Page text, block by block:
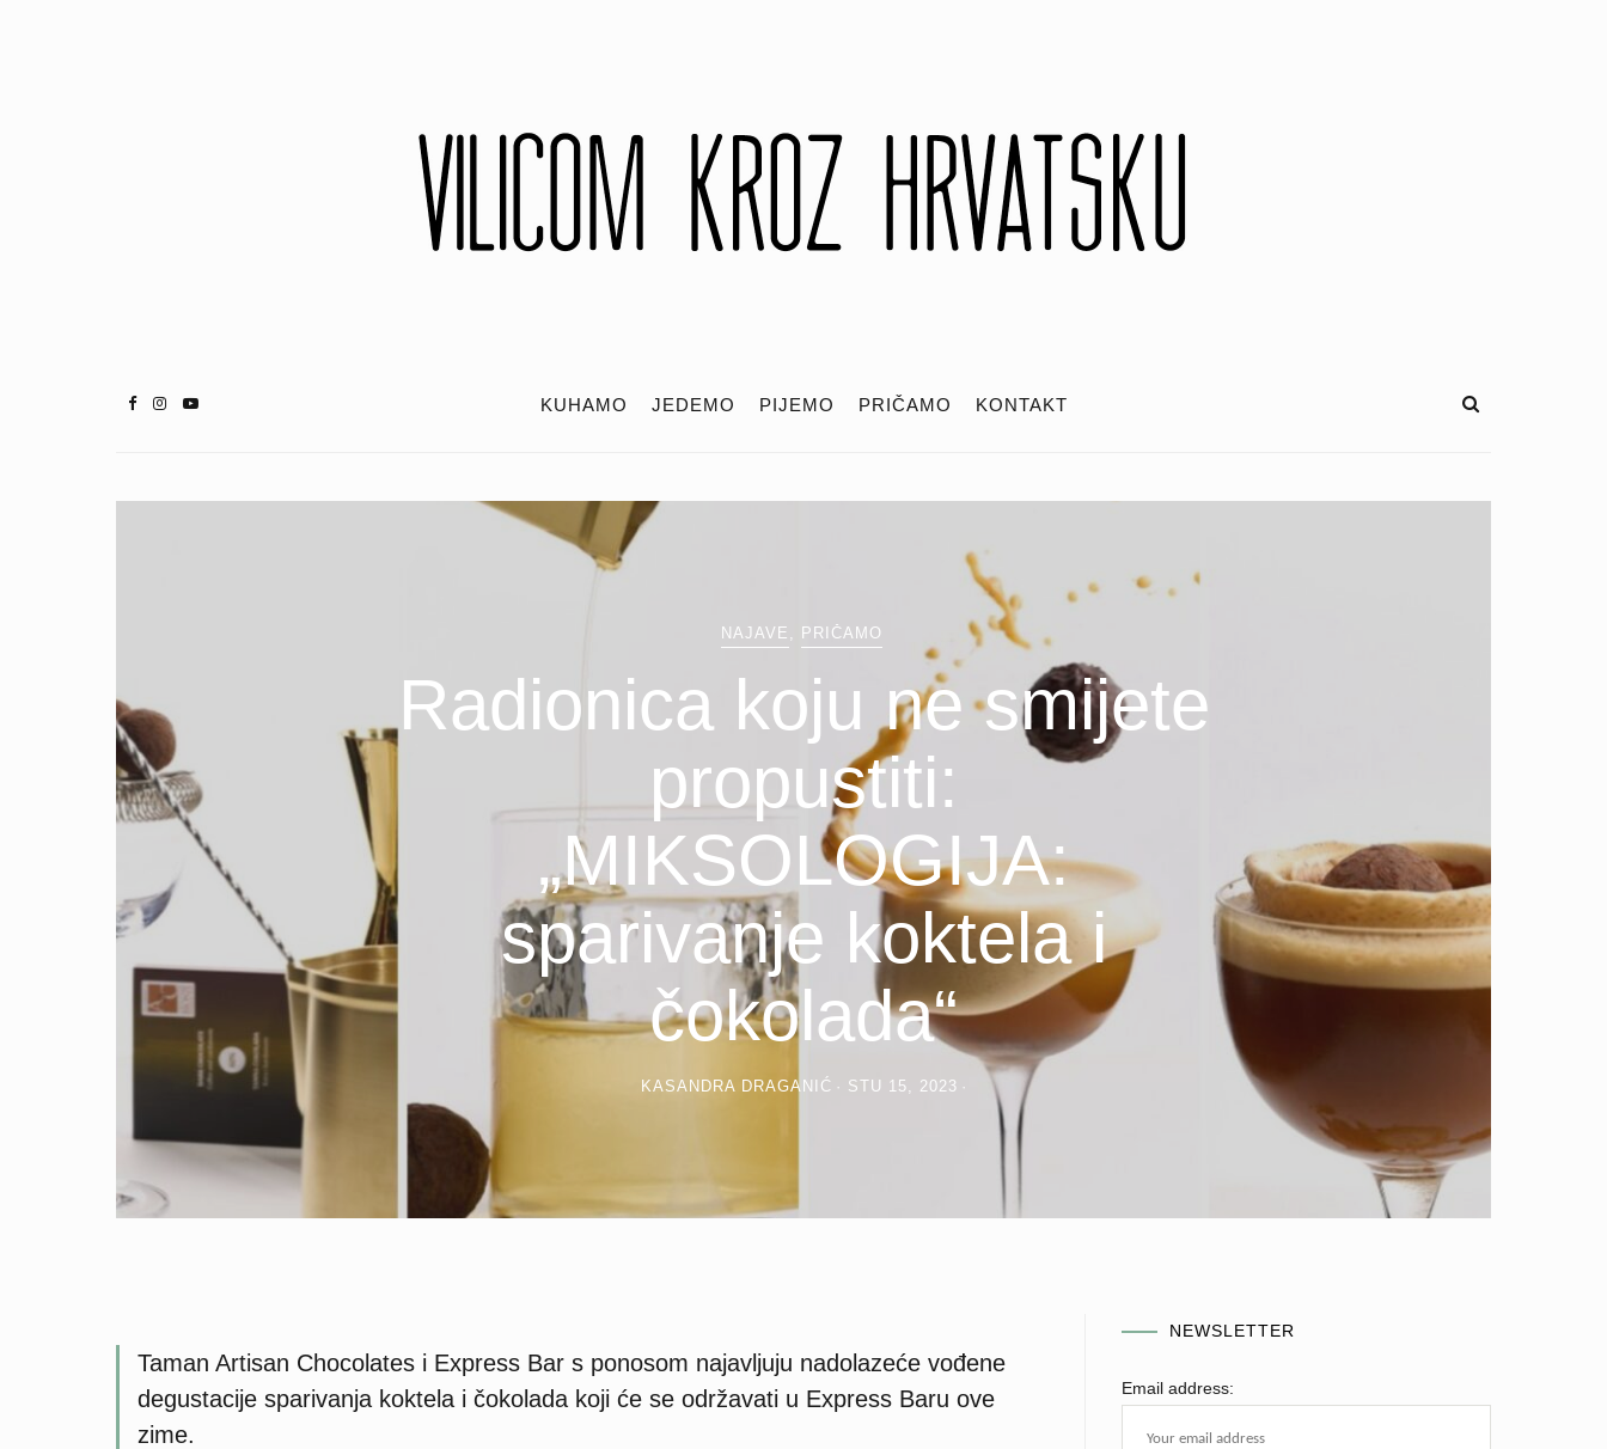
KUHAMO JEDEMO PIJEMO PRIČAMO KONTAKT
NAJAVE PRIČAMO
Radionica koju ne smijete
propustiti:
„MIKSOLOGIJA:
sparivanje koktela i
čokolada“
KASANDRA DRAGANIĆ STU 15, 2023
Taman Artisan Chocolates i Express Bar s ponosom najavljuju nadolazeće vođene
degustacije sparivanja koktela i čokolada koji će se održavati u Express Baru ove
zime.
NEWSLETTER
Email address: